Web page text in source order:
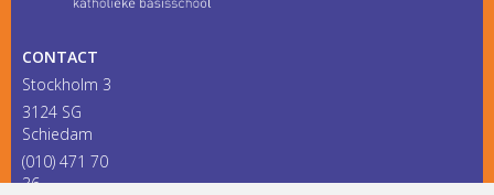
CONTACT
Stockholm 3
3124 SG
Schiedam
(010) 471 70
36